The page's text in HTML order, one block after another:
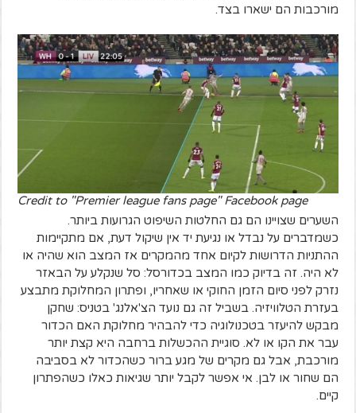
מורכבות הם ישארו בצד.
Credit to "Premier league fans page" Facebook page
השערים שצויינו הם גם החלטות השיפוט הגרועות ביותר.
כשמדברים על נבדל או נגיעת יד אין שיקול דעת, אם מתקיימות
ההתניות הדרושות לקיום אחד מהמקרים אז המצב הוא שהיה או
לא היה. זה בדיוק כמו המצב בכדורסל: סל שנקלע על הבאזר
נזרק לפני סיום הזמן החוקי או שאחריו, ופתרון המחלוקת מתבצע
בעזרת הטלוויזיה. בשביל זה גם נועד הצ'אלנג' בטניס: שחקן
מבקש להיעזר בטכנולוגיה כדי להבהיר מחלוקת האם הכדור
עבר את הקו או לא. סוגיית ההכשלות ברחבה היא קצת יותר
מורכבת, אבל גם מקרים של מגע ברור כשהכדור לא בסביבה
הם שחור או לבן. אי אפשר לקבל יותר שגיאות כאלו כשהפתרון
קיים.